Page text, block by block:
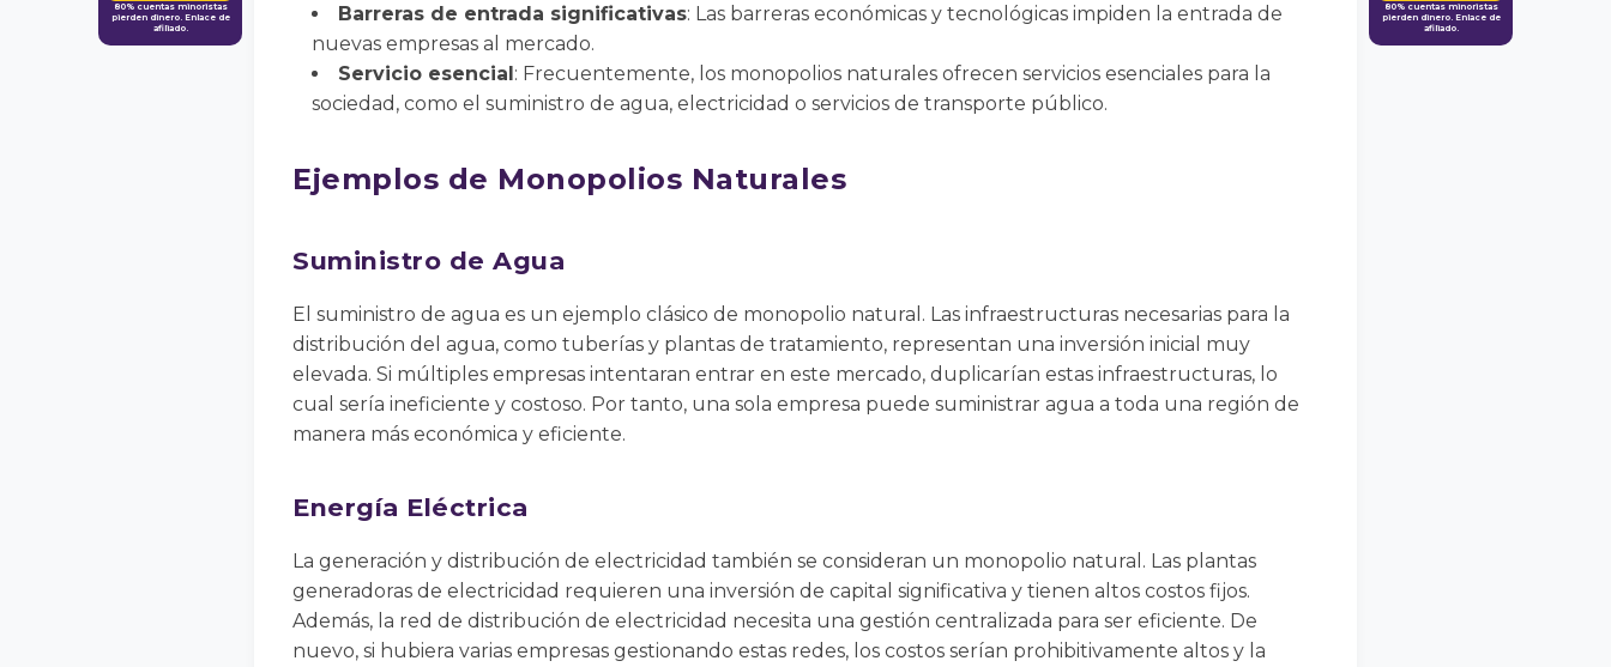
80% cuentas minoristas
pierden dinero. Enlace de
afiliado.
Barreras de entrada significativas: Las barreras económicas y tecnológicas impiden la entrada de
nuevas empresas al mercado.
Servicio esencial : Frecuentemente, los monopolios naturales ofrecen servicios esenciales para la
sociedad, como el suministro de agua, electricidad o servicios de transporte público.
Ejemplos de Monopolios Naturales
Suministro de Agua
El suministro de agua es un ejemplo clásico de monopolio natural. Las infraestructuras necesarias para la
distribución del agua, como tuberías y plantas de tratamiento, representan una inversión inicial muy
elevada. Si múltiples empresas intentaran entrar en este mercado, duplicarían estas infraestructuras, lo
cual sería ineficiente y costoso. Por tanto, una sola empresa puede suministrar agua a toda una región de
manera más económica y eficiente.
Energía Eléctrica
La generación y distribución de electricidad también se consideran un monopolio natural. Las plantas
generadoras de electricidad requieren una inversión de capital significativa y tienen altos costos fijos.
Además, la red de distribución de electricidad necesita una gestión centralizada para ser eficiente. De
nuevo, si hubiera varias empresas gestionando estas redes, los costos serían prohibitivamente altos y la
80% cuentas minoristas
pierden dinero. Enlace de
afiliado.